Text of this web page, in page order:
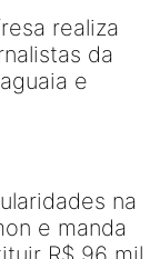
realiza
da
e
na
e manda